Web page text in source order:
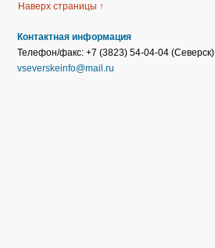
Наверх страницы ↑
Контактная информация
Телефон/факс: +7 (3823) 54-04-04 (Северск)
vseverskeinfo@mail.ru